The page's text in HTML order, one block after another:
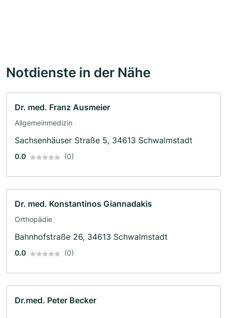
Notdienste in der Nähe
Dr. med. Franz Ausmeier
Allgemeinmedizin
Sachsenhäuser Straße 5, 34613 Schwalmstadt
0.0 (0)
Dr. med. Konstantinos Giannadakis
Orthopädie
Bahnhofstraße 26, 34613 Schwalmstadt
0.0 (0)
Dr.med. Peter Becker